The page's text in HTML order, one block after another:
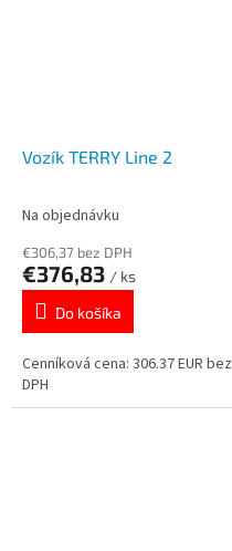
Vozík TERRY Line 2
Na objednávku
€306,37 bez DPH
€376,83 / ks
Do košíka
Cenníková cena: 306.37 EUR bez
DPH